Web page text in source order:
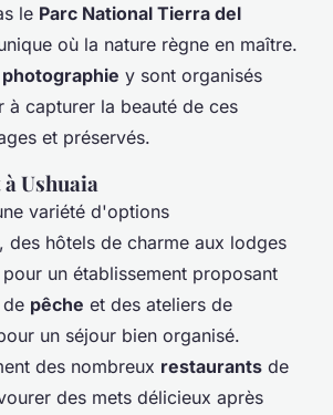
le Parc National Tierra del
où la nature règne en maître.
photographie y sont organisés
à capturer la beauté de ces
et préservés.
Ushuaia
variété d'options
des hôtels de charme aux lodges
un établissement proposant
pêche et des ateliers de
un séjour bien organisé.
des nombreux restaurants de
des mets délicieux après